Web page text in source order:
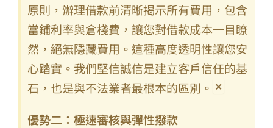
原則，辦理借款前清晰揭示所有費用，包含
當鋪利率與倉棧費，讓您對借款成本一目瞭
然，絕無隱藏費用。這種高度透明性讓您安
心踏實。我們堅信誠信是建立客戶信任的基
石，也是與不法業者最根本的區別。 ×
優勢二：極速審核與彈性撥款